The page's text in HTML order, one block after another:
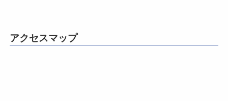
アクセスマップ